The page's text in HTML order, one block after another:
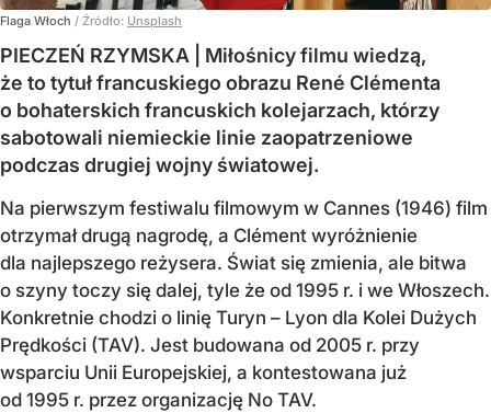
Flaga Włoch / Źródło: Unsplash
PIECZEŃ RZYMSKA | Miłośnicy filmu wiedzą,
że to tytuł francuskiego obrazu René Clémenta
o bohaterskich francuskich kolejarzach, którzy
sabotowali niemieckie linie zaopatrzeniowe
podczas drugiej wojny światowej.
Na pierwszym festiwalu filmowym w Cannes (1946) film
otrzymał drugą nagrodę, a Clément wyróżnienie
dla najlepszego reżysera. Świat się zmienia, ale bitwa
o szyny toczy się dalej, tyle że od 1995 r. i we Włoszech.
Konkretnie chodzi o linię Turyn – Lyon dla Kolei Dużych
Prędkości (TAV). Jest budowana od 2005 r. przy
wsparciu Unii Europejskiej, a kontestowana już
od 1995 r. przez organizację No TAV.